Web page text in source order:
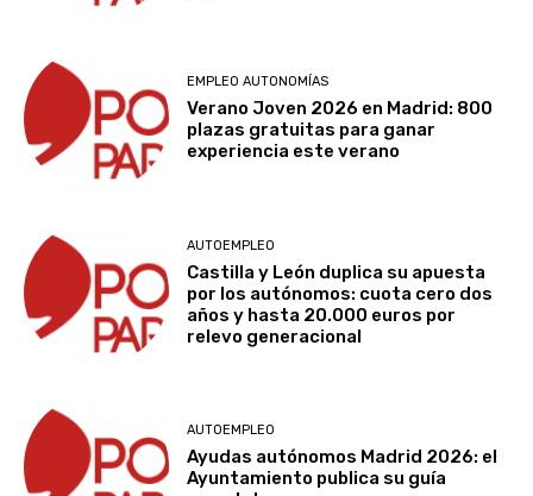
EMPLEO AUTONOMÍAS
Verano Joven 2026 en Madrid: 800
plazas gratuitas para ganar
experiencia este verano
AUTOEMPLEO
Castilla y León duplica su apuesta
por los autónomos: cuota cero dos
años y hasta 20.000 euros por
relevo generacional
AUTOEMPLEO
Ayudas autónomos Madrid 2026: el
Ayuntamiento publica su guía